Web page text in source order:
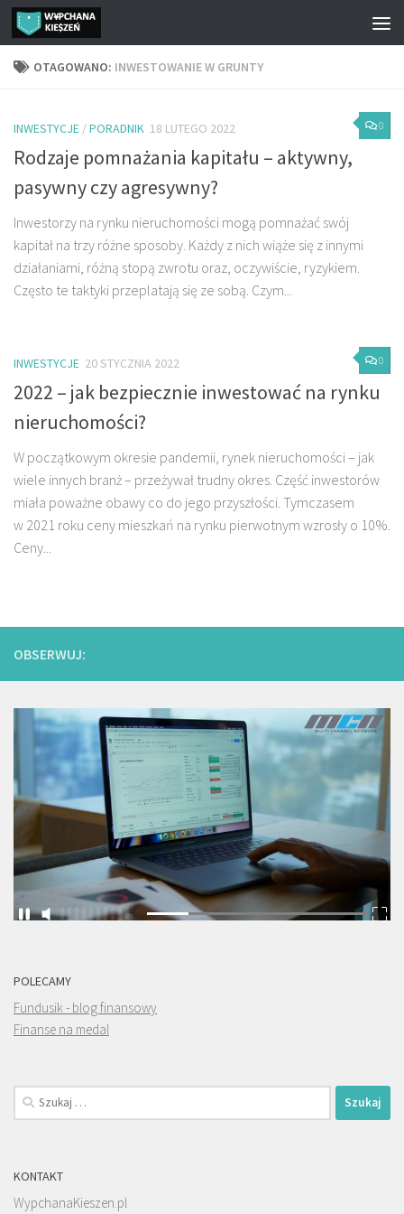
Przejdź do treści
OTAGOWANO: INWESTOWANIE W GRUNTY
0
INWESTYCJE /PORADNIK 18 LUTEGO 2022
Rodzaje pomnażania kapitału – aktywny,
pasywny czy agresywny?
Inwestorzy na rynku nieruchomości mogą pomnażać swój
kapitał na trzy różne sposoby. Każdy z nich wiąże się z innymi
działaniami, różną stopą zwrotu oraz, oczywiście, ryzykiem.
Często te taktyki przeplatają się ze sobą. Czym...
0
INWESTYCJE 20 STYCZNIA 2022
2022 – jak bezpiecznie inwestować na rynku
nieruchomości?
W początkowym okresie pandemii, rynek nieruchomości – jak
wiele innych branż – przeżywał trudny okres. Część inwestorów
miała poważne obawy co do jego przyszłości. Tymczasem
w 2021 roku ceny mieszkań na rynku pierwotnym wzrosły o 10%.
Ceny...
OBSERWUJ:
POLECAMY
Fundusik - blog finansowy
Finanse na medal
Szukaj:
KONTAKT
WypchanaKieszen.pl